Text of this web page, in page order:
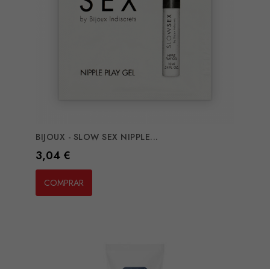
BIJOUX - SLOW SEX NIPPLE...
Preço
3,04 €
COMPRAR